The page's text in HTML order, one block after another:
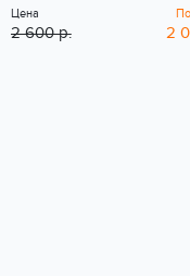
Цена
2 600 р. 2